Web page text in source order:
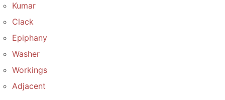
Kumar
Clack
Epiphany
Washer
Workings
Adjacent